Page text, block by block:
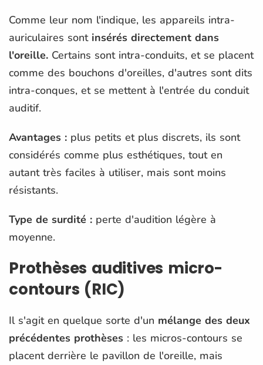
Comme leur nom l'indique, les appareils intra-
auriculaires sont insérés directement dans
l'oreille. Certains sont intra-conduits, et se placent
comme des bouchons d'oreilles, d'autres sont dits
intra-conques, et se mettent à l'entrée du conduit
auditif.
Avantages : plus petits et plus discrets, ils sont
considérés comme plus esthétiques, tout en
autant très faciles à utiliser, mais sont moins
résistants.
Type de surdité : perte d'audition légère à
moyenne.
Prothèses auditives micro-
contours (RIC)
Il s'agit en quelque sorte d'un mélange des deux
précédentes prothèses : les micros-contours se
placent derrière le pavillon de l'oreille, mais